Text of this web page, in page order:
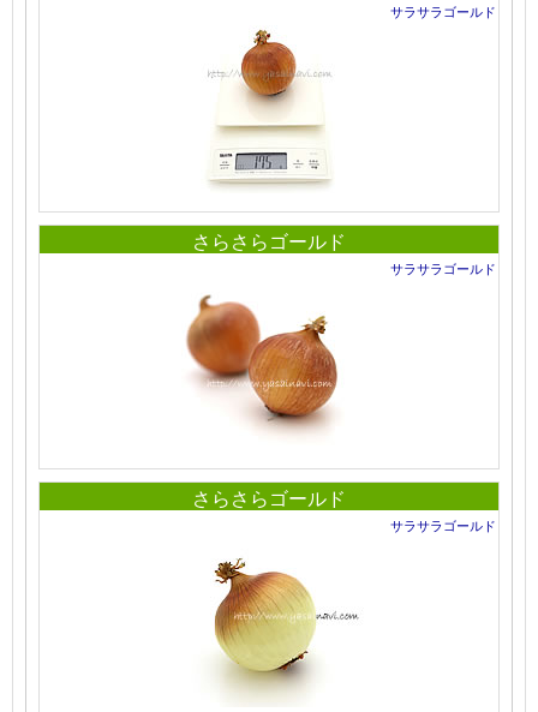
サラサラゴールド
さらさらゴールド
サラサラゴールド
さらさらゴールド
サラサラゴールド